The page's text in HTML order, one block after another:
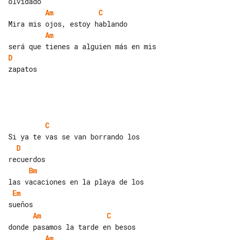
Am
C
Am
D
zapatos
C
D
Bm
Em
Am
C